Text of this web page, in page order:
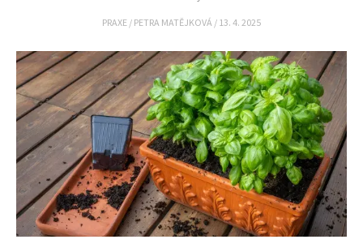
PRAXE / PETRA MATĚJKOVÁ / 13. 4. 2025